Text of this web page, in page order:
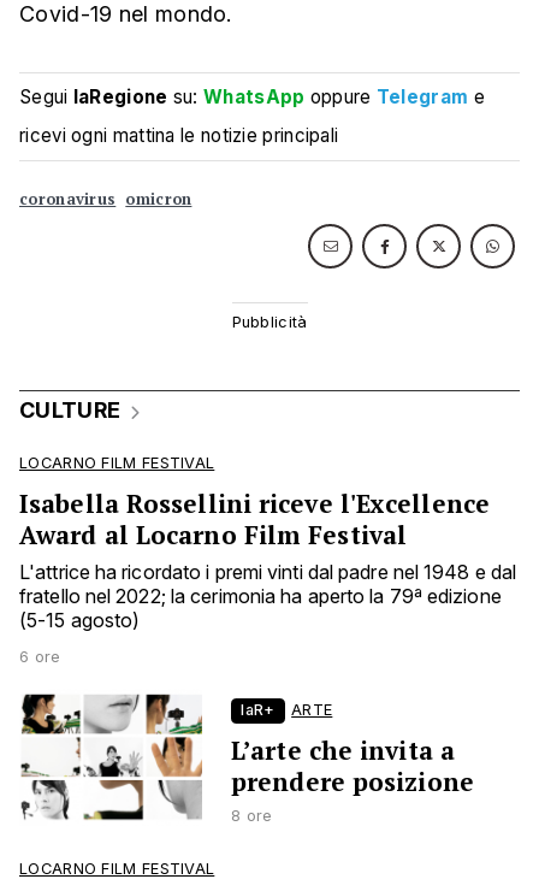
Covid-19 nel mondo.
Segui laRegione su:WhatsApp oppure Telegram e
ricevi ogni mattina le notizie principali
coronavirus omicron
CULTURE
LOCARNO FILM FESTIVAL
Isabella Rossellini riceve l'Excellence
Award al Locarno Film Festival
L'attrice ha ricordato i premi vinti dal padre nel 1948 e dal
fratello nel 2022; la cerimonia ha aperto la 79ª edizione
(5-15 agosto)
6 ore
laR+ ARTE
L’arte che invita a
prendere posizione
8 ore
LOCARNO FILM FESTIVAL